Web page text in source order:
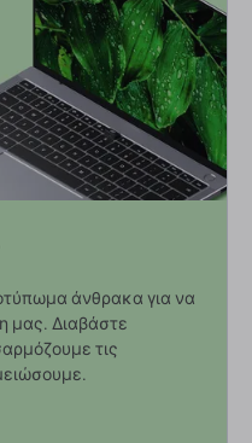
άνθρακα για να
μας. Διαβάστε
τις